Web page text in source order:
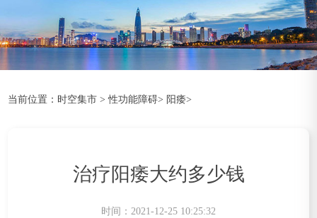
当前位置： 时空集市 >性功能障碍> 阳痿>
治疗阳痿大约多少钱
时间：2021-12-25 10:25:32